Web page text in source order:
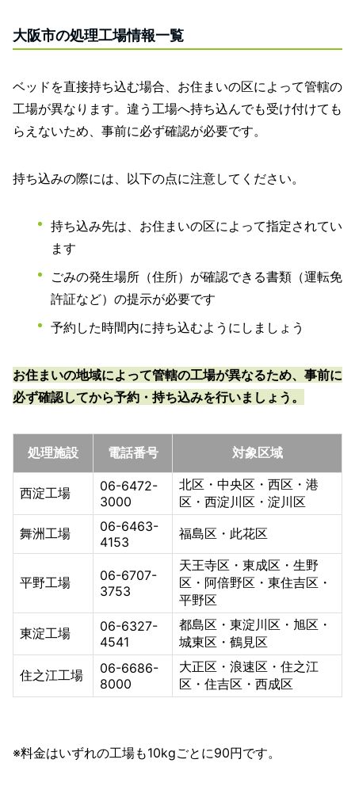
大阪市の処理工場情報一覧
ベッドを直接持ち込む場合、お住まいの区によって管轄の
工場が異なります。違う工場へ持ち込んでも受け付けても
らえないため、事前に必ず確認が必要です。
持ち込みの際には、以下の点に注意してください。
持ち込み先は、お住まいの区によって指定されてい
ます
ごみの発生場所（住所）が確認できる書類（運転免
許証など）の提示が必要です
予約した時間内に持ち込むようにしましょう
お住まいの地域によって管轄の工場が異なるため、事前に
必ず確認してから予約・持ち込みを行いましょう。
処理施設 電話番号 対象区域
西淀工場
06-6472-
3000
北区・中央区・西区・港
区・西淀川区・淀川区
舞洲工場
06-6463-
4153
福島区・此花区
平野工場
06-6707-
3753
天王寺区・東成区・生野
区・阿倍野区・東住吉区・
平野区
東淀工場
06-6327-
4541
都島区・東淀川区・旭区・
城東区・鶴見区
住之江工場
06-6686-
8000
大正区・浪速区・住之江
区・住吉区・西成区
※料金はいずれの工場も10kgごとに90円です。